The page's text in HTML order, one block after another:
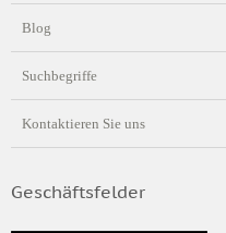
Blog
Suchbegriffe
Kontaktieren Sie uns
Geschäftsfelder